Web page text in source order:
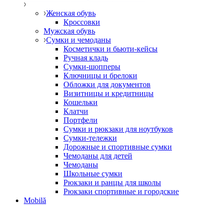
Женская обувь
Кроссовки
Мужская обувь
Сумки и чемоданы
Косметички и бьюти-кейсы
Ручная кладь
Сумки-шопперы
Ключницы и брелоки
Обложки для документов
Визитницы и кредитницы
Кошельки
Клатчи
Портфели
Сумки и рюкзаки для ноутбуков
Сумки-тележки
Дорожные и спортивные сумки
Чемоданы для детей
Чемоданы
Школьные сумки
Рюкзаки и ранцы для школы
Рюкзаки спортивные и городские
Mobilă